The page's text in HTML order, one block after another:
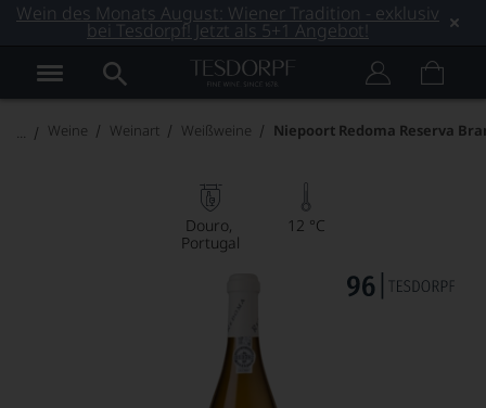
Wein des Monats August: Wiener Tradition - exklusiv
bei Tesdorpf! Jetzt als 5+1 Angebot!
Weine Weinart Weißweine Niepoort Redoma Reserva
Douro
Portugal
12 °C